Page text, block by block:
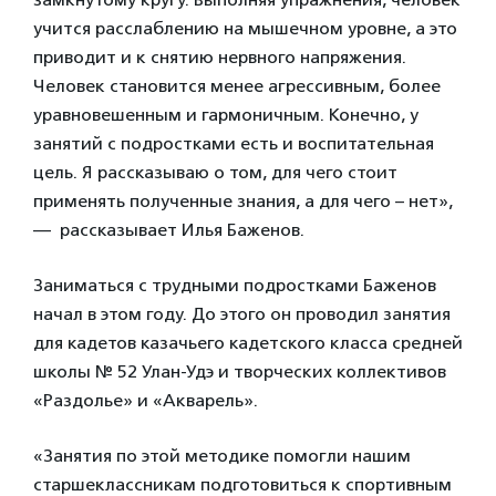
учится расслаблению на мышечном уровне, а это
приводит и к снятию нервного напряжения.
Человек становится менее агрессивным, более
уравновешенным и гармоничным. Конечно, у
занятий с подростками есть и воспитательная
цель. Я рассказываю о том, для чего стоит
применять полученные знания, а для чего – нет»,
— рассказывает Илья Баженов.
Заниматься с трудными подростками Баженов
начал в этом году. До этого он проводил занятия
для кадетов казачьего кадетского класса средней
школы № 52 Улан-Удэ и творческих коллективов
«Раздолье» и «Акварель».
«Занятия по этой методике помогли нашим
старшеклассникам подготовиться к спортивным